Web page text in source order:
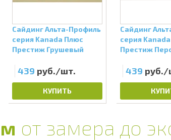
Сайдинг Альта-Профиль
серия Kanada Плюс
Престиж Грушевый
439 руб./шт.
КУПИТЬ
Сайдинг
серия
Престиж
439 руб./
от замера до